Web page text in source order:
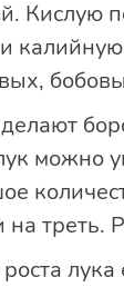
Кислую
можно
треть.